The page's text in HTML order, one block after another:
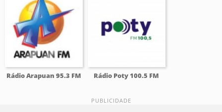
Rádio Arapuan 95.3 FM Rádio Poty 100.5 FM